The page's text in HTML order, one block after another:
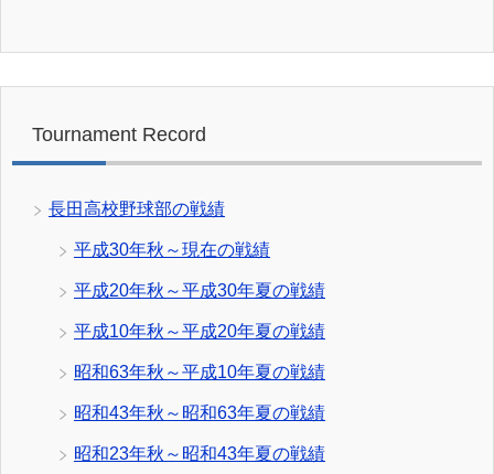
Tournament Record
長田高校野球部の戦績
平成30年秋～現在の戦績
平成20年秋～平成30年夏の戦績
平成10年秋～平成20年夏の戦績
昭和63年秋～平成10年夏の戦績
昭和43年秋～昭和63年夏の戦績
昭和23年秋～昭和43年夏の戦績